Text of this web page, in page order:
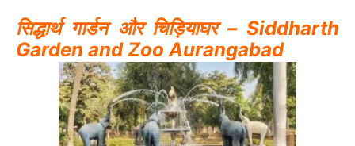
सिद्धार्थ गार्डन और चिड़ियाघर – Siddharth
Garden and Zoo Aurangabad